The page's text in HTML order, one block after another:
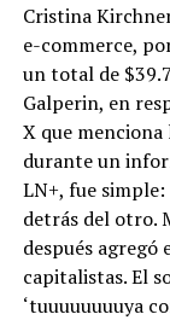
Cristina
e-commerce,
un total de
Galperin, en
X que
durante un
LN+, fue
detrás del otro.
después
capitalistas. El
‘tuuuuuuuuya